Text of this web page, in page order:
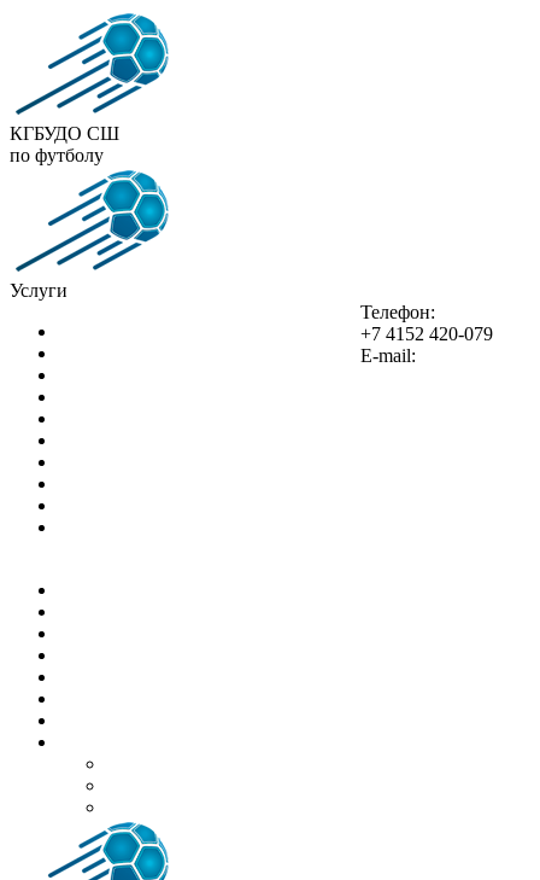
КГБУДО СШ
по футболу
Услуги
Телефон:
+7 4152 420-079
E-mail: